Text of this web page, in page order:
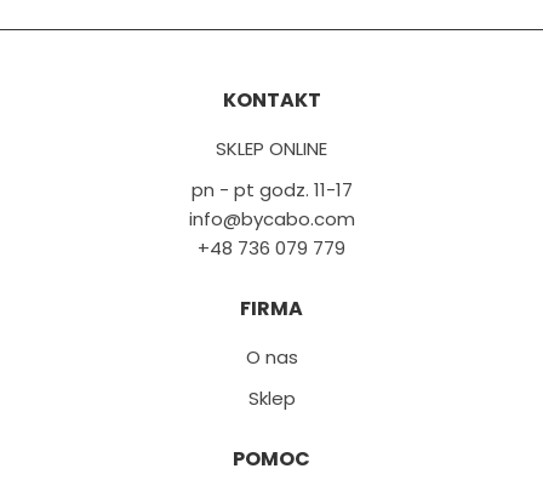
KONTAKT
SKLEP ONLINE
pn - pt godz. 11-17
info@bycabo.com
+48 736 079 779
FIRMA
O nas
Sklep
POMOC